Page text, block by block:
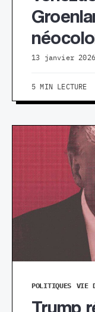
13 janvier 2026
5 MIN LECTURE
POLITIQUES VIE
Trump